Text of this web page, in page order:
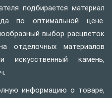
подбирается материал
по оптимальной цене.
выбор расцветок
отделочных материалов
искусственный камень,
информацию о товаре,